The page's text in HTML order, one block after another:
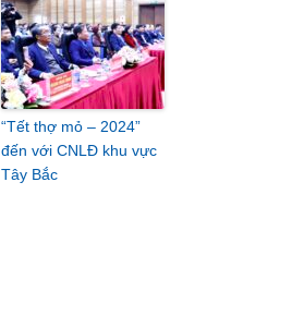
“Tết thợ mỏ – 2024”
đến với CNLĐ khu vực
Tây Bắc